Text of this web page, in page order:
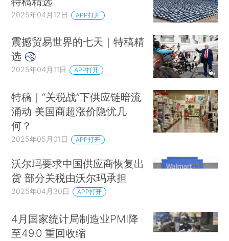
2025年04月12日 APP打开
震撼贸易世界的七天｜特稿精
选
2025年04月11日 APP打开
特稿｜“关税战”下供应链暗流
涌动 美国商超涨价隐忧几
何？
2025年05月01日 APP打开
沃尔玛要求中国供应商恢复出
货 部分关税由沃尔玛承担
2025年04月30日 APP打开
4月国家统计局制造业PMI降
至49.0 重回收缩